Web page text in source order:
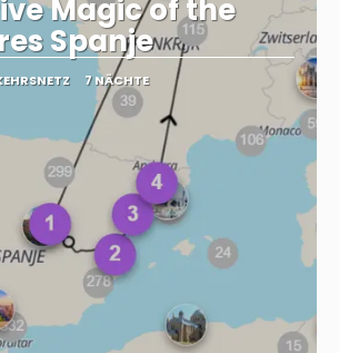
Magic of the
Spanje
7 NÄCHTE